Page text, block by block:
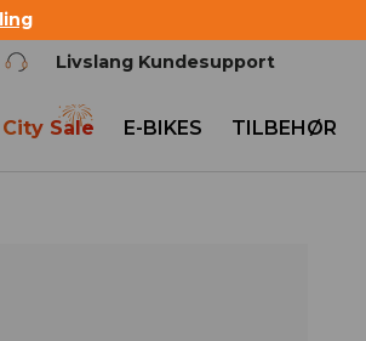
Livslang Kundesupport
City Sale E-BIKES TILBEHØR